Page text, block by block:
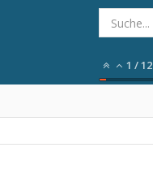
1 /12